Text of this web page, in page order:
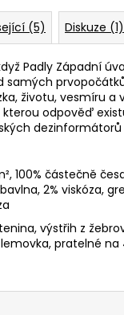
(5) Diskuze (1)
Padly Západní
samých
životu, vesmíru a
kterou odpověď
100% částečně
2% viskóza,
výstřih z
pratelné na